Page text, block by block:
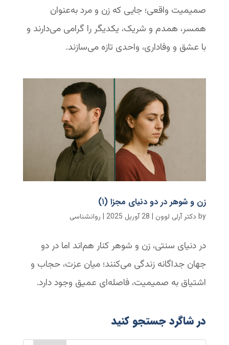
صمیمیت واقعی؛ جایی که زن و مرد به‌عنوان
همسر، همدم و شریک، یکدیگر را گرامی می‌دارند و
با عشق و وفاداری، واحدی تازه می‌سازند.
زن و شوهر در دو دنیای مجزا (۱)
by دکتر آرلی لوون | 28 آوریل 2025 | روانشناسی
در دنیای سنتی، زن و شوهر کنار هم‌اند اما در دو
جهان جداگانه زندگی می‌کنند؛ میان عزت، حجاب و
اشتیاق به صمیمیت، فاصله‌ای عمیق وجود دارد.
در شاگرد جستجو کنید